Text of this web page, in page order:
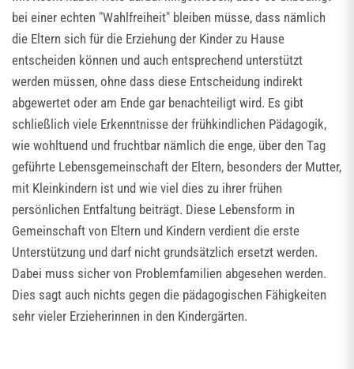
bei einer echten "Wahlfreiheit" bleiben müsse, dass nämlich
die Eltern sich für die Erziehung der Kinder zu Hause
entscheiden können und auch entsprechend unterstützt
werden müssen, ohne dass diese Entscheidung indirekt
abgewertet oder am Ende gar benachteiligt wird. Es gibt
schließlich viele Erkenntnisse der frühkindlichen Pädagogik,
wie wohltuend und fruchtbar nämlich die enge, über den Tag
geführte Lebensgemeinschaft der Eltern, besonders der Mutter,
mit Kleinkindern ist und wie viel dies zu ihrer frühen
persönlichen Entfaltung beiträgt. Diese Lebensform in
Gemeinschaft von Eltern und Kindern verdient die erste
Unterstützung und darf nicht grundsätzlich ersetzt werden.
Dabei muss sicher von Problemfamilien abgesehen werden.
Dies sagt auch nichts gegen die pädagogischen Fähigkeiten
sehr vieler Erzieherinnen in den Kindergärten.